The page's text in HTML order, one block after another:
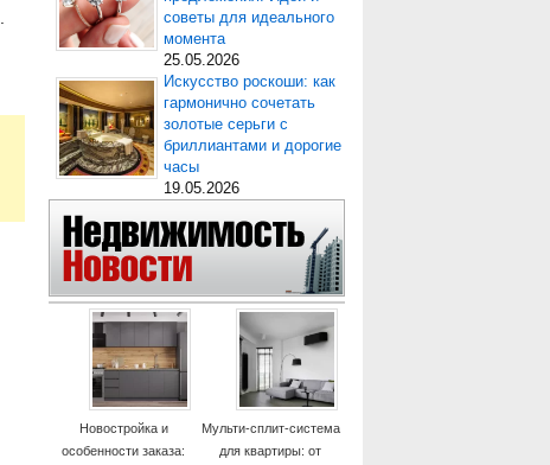
советы для идеального
момента
25.05.2026
Искусство роскоши: как
гармонично сочетать
золотые серьги с
бриллиантами и дорогие
часы
19.05.2026
Новостройка и
особенности заказа:
Мульти-сплит-система
для квартиры: от